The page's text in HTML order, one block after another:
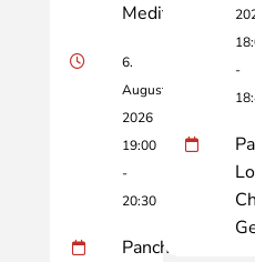
Meditation
6.
August
2026
19:00
-
20:30
Panchen
-